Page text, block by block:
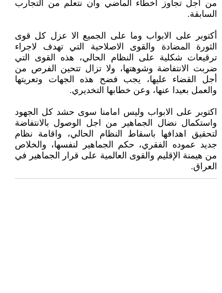
من أجل تجاوز أخطاء الماضي وأن نتعلم من التجارب
السابقة.
أكتوبر على الابواب وما على الجميع الا عزل كل قوى
الثورة المضادة والقوى الاصلاحية التي تهدف لاجراء
ترقيعات شكلية على النظام الحالي، هذه القوى التي
ضربت الانتفاضة وشوهتها، ولا تزال تتحين الفرص من
أجل القضاء عليها، يجب فضح هذه الجهات وتعريتها
والعمل بعيدا عنها، وعن خطابها التخديري.
اكتوبر على الابواب وليس امامنا سوى حشد كل الجهود
واستكمال نضال الجماهير من اجل الوصول بالانتفاضة
لتحقيق اهدافها باسقاط النظام الحالي، واقامة نظام
جديد عموده الفقري، حكم الجماهير لنفسها، والخلاص
من هيمنة الإقليم والقوى العالمية على قرار الجماهير في
العراق.